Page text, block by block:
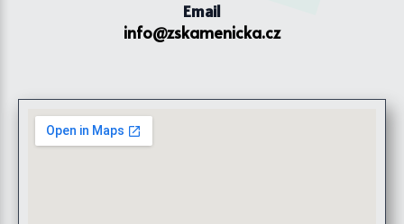
Email
info@zskamenicka.cz